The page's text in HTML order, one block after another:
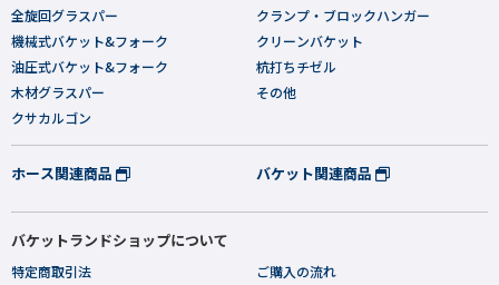
全旋回グラスパー
機械式バケット&フォーク
油圧式バケット&フォーク
木材グラスパー
クサカルゴン
クランプ・ブロックハンガー
クリーンバケット
杭打ちチゼル
その他
ホース関連商品 バケット関連商品
バケットランドショップについて
特定商取引法
ご購入の流れ